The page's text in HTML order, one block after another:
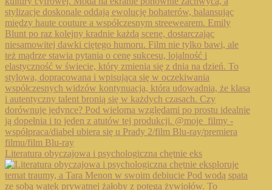
Literatura obyczajowa i psychologiczna chętnie eks